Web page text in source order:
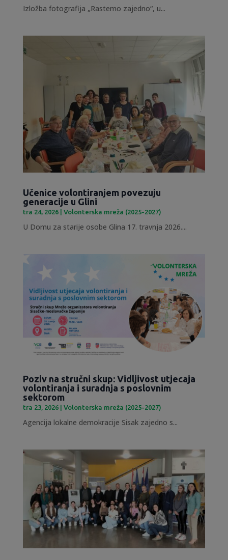
Izložba fotografija „Rastemo zajedno“, u...
Učenice volontiranjem povezuju
generacije u Glini
tra 24, 2026| Volonterska mreža (2025-2027)
U Domu za starije osobe Glina 17. travnja 2026....
Poziv na stručni skup: Vidljivost utjecaja
volontiranja i suradnja s poslovnim
sektorom
tra 23, 2026| Volonterska mreža (2025-2027)
Agencija lokalne demokracije Sisak zajedno s...